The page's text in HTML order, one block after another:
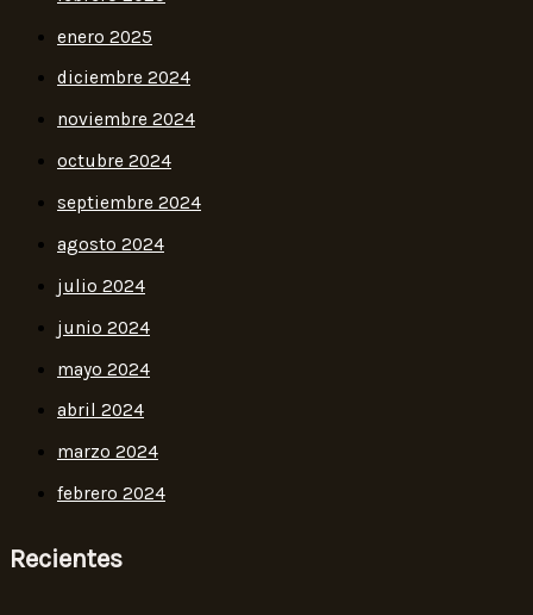
enero 2025
diciembre 2024
noviembre 2024
octubre 2024
septiembre 2024
agosto 2024
julio 2024
junio 2024
mayo 2024
abril 2024
marzo 2024
febrero 2024
Recientes